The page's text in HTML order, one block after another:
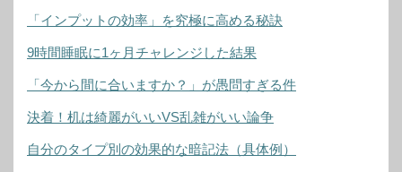
「インプットの効率」を究極に高める秘訣
9時間睡眠に1ヶ月チャレンジした結果
「今から間に合いますか？」が愚問すぎる件
決着！机は綺麗がいいVS乱雑がいい論争
自分のタイプ別の効果的な暗記法（具体例）